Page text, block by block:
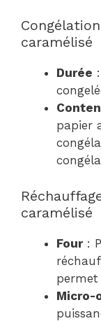
caramélisé
Durée
papier
caramélisé
Four:
Micro-